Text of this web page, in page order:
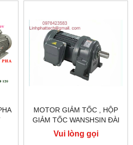
MOTOR GIẢM TỐC , HỘP
GIẢM TỐC WANSHSIN ĐÀI
LOAN GH40-2200-3S /
2.2KW 2200W 3HP
Vui lòng gọi